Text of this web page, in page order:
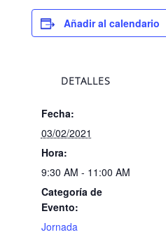
Añadir al calendario
DETALLES
Fecha:
03/02/2021
Hora:
9:30 AM - 11:00 AM
Categoría de
Evento:
Jornada